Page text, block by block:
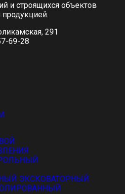
и строящихся объектов
291
69-28
ЭКСКОВАТОРНЫЙ